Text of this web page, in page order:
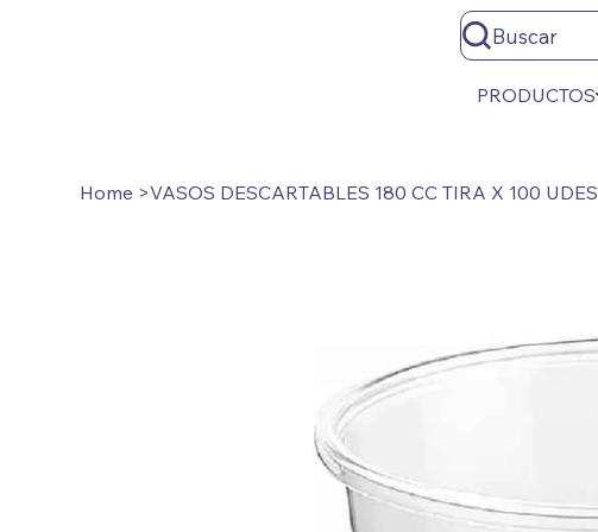
Buscar
PRODUCTOS
Home >VASOS DESCARTABLES 180 CC TIRA X 100 UDES